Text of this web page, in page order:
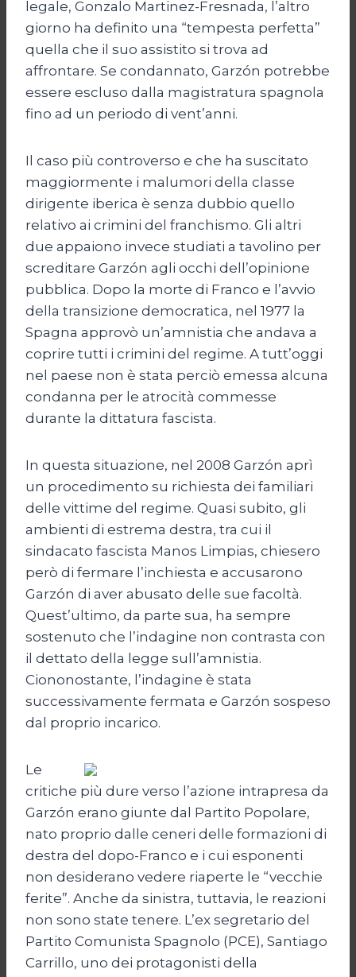
legale, Gonzalo Martinez-Fresnada, l’altro
giorno ha definito una “tempesta perfetta”
quella che il suo assistito si trova ad
affrontare. Se condannato, Garzón potrebbe
essere escluso dalla magistratura spagnola
fino ad un periodo di vent’anni.
Il caso più controverso e che ha suscitato
maggiormente i malumori della classe
dirigente iberica è senza dubbio quello
relativo ai crimini del franchismo. Gli altri
due appaiono invece studiati a tavolino per
screditare Garzón agli occhi dell’opinione
pubblica. Dopo la morte di Franco e l’avvio
della transizione democratica, nel 1977 la
Spagna approvò un’amnistia che andava a
coprire tutti i crimini del regime. A tutt’oggi
nel paese non è stata perciò emessa alcuna
condanna per le atrocità commesse
durante la dittatura fascista.
In questa situazione, nel 2008 Garzón aprì
un procedimento su richiesta dei familiari
delle vittime del regime. Quasi subito, gli
ambienti di estrema destra, tra cui il
sindacato fascista Manos Limpias, chiesero
però di fermare l’inchiesta e accusarono
Garzón di aver abusato delle sue facoltà.
Quest’ultimo, da parte sua, ha sempre
sostenuto che l’indagine non contrasta con
il dettato della legge sull’amnistia.
Ciononostante, l’indagine è stata
successivamente fermata e Garzón sospeso
dal proprio incarico.
Le
critiche più dure verso l’azione intrapresa da
Garzón erano giunte dal Partito Popolare,
nato proprio dalle ceneri delle formazioni di
destra del dopo-Franco e i cui esponenti
non desiderano vedere riaperte le “vecchie
ferite”. Anche da sinistra, tuttavia, le reazioni
non sono state tenere. L’ex segretario del
Partito Comunista Spagnolo (PCE), Santiago
Carrillo, uno dei protagonisti della